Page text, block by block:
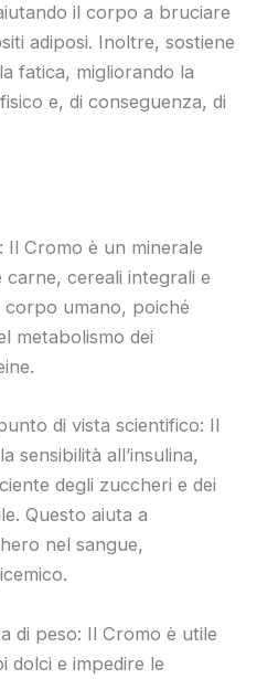
il corpo a bruciare
adiposi. Inoltre, sostiene
fatica, migliorando la
e, di conseguenza, di
Il Cromo è un minerale
cereali integrali e
corpo umano, poiché
metabolismo dei
di vista scientifico: Il
sensibilità all’insulina,
degli zuccheri e dei
Questo aiuta a
nel sangue,
di peso: Il Cromo è utile
dolci e impedire le